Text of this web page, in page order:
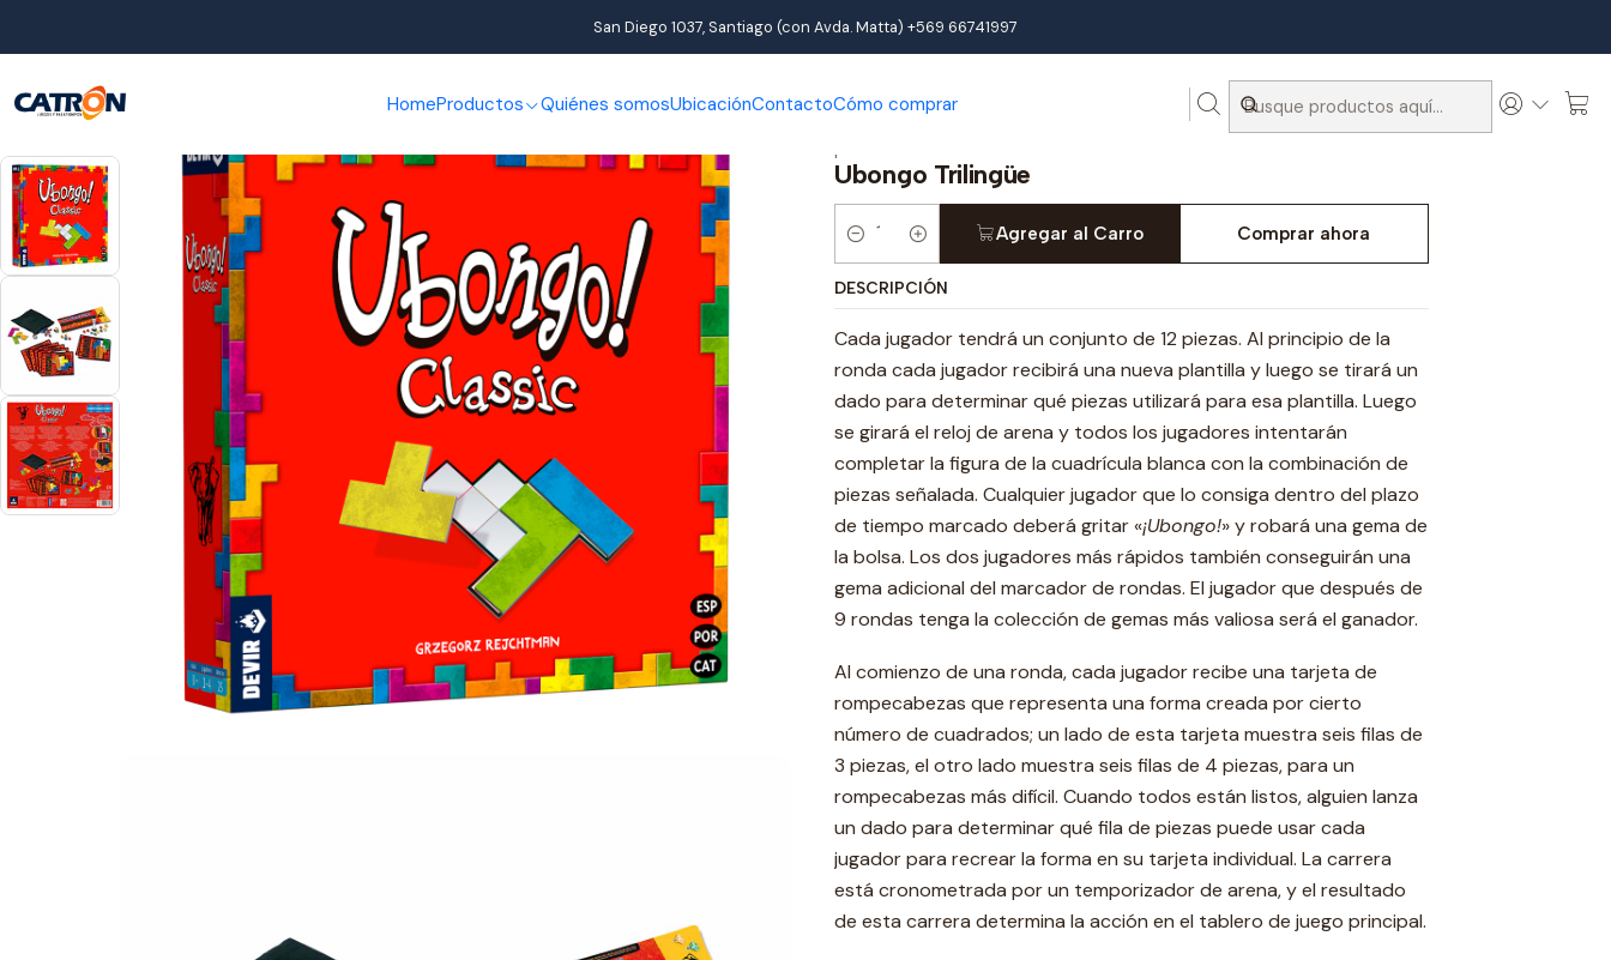
HomeProductos Quiénes somosUbicaciónContactoCómo comprar
San Diego 1037, Santiago (con Avda. Matta) +569 66741997
Productos Juegos de interior Juegos de mesa Ubongo Trilingüe
|
Ubongo Trilingüe
Cantidad
Agregar al Carro Comprar ahora
DESCRIPCIÓN
Cada jugador tendrá un conjunto de 12 piezas. Al principio de la
ronda cada jugador recibirá una nueva plantilla y luego se tirará un
dado para determinar qué piezas utilizará para esa plantilla. Luego
se girará el reloj de arena y todos los jugadores intentarán
completar la figura de la cuadrícula blanca con la combinación de
piezas señalada. Cualquier jugador que lo consiga dentro del plazo
de tiempo marcado deberá gritar «¡Ubongo!» y robará una gema de
la bolsa. Los dos jugadores más rápidos también conseguirán una
gema adicional del marcador de rondas. El jugador que después de
9 rondas tenga la colección de gemas más valiosa será el ganador.
Al comienzo de una ronda, cada jugador recibe una tarjeta de
rompecabezas que representa una forma creada por cierto
número de cuadrados; un lado de esta tarjeta muestra seis filas de
3 piezas, el otro lado muestra seis filas de 4 piezas, para un
rompecabezas más difícil. Cuando todos están listos, alguien lanza
un dado para determinar qué fila de piezas puede usar cada
jugador para recrear la forma en su tarjeta individual. La carrera
está cronometrada por un temporizador de arena, y el resultado
de esta carrera determina la acción en el tablero de juego principal.